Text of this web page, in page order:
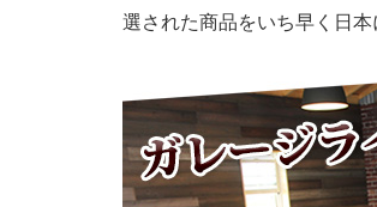
選された商品をいち早く日